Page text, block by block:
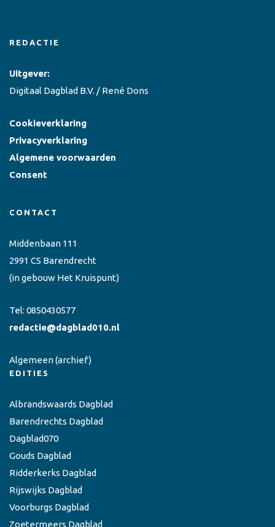
REDACTIE
Uitgever:
Digitaal Dagblad B.V. / René Dons
Cookieverklaring
Privacyverklaring
Algemene voorwaarden
Consent
CONTACT
Middenbaan 111
2991 CS Barendrecht
(in gebouw Het Kruispunt)
Tel: 0850430577
redactie@dagblad010.nl
Algemeen(archief)
EDITIES
Albrandswaards Dagblad
Barendrechts Dagblad
Dagblad070
Gouds Dagblad
Ridderkerks Dagblad
Rijswijks Dagblad
Voorburgs Dagblad
Zoetermeers Dagblad